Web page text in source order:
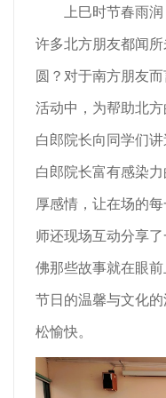
上巳时节春雨
许多北方朋友都闻
圆？对于南方朋友
活动中，为帮助北
白郎院长向同学们
白郎院长富有感染
厚感情，让在场的
师还现场互动分享
佛那些故事就在眼
节日的温馨与文化
松愉快。